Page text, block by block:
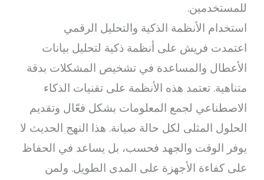
للمستخدمين.
استخدام الأنظمة الذكية والتحليل الرقمي
اعتمدت فريش على أنظمة ذكية لتحليل بيانات
الأعطال والمساعدة في تشخيص المشكلات بدقة
متناهية. تعتمد هذه الأنظمة على تقنيات الذكاء
الاصطناعي لجمع المعلومات بشكل فعّال وتقديم
الحلول المثلى لكل حالة صيانة. هذا النهج الحديث لا
يوفر الوقت والجهد فحسب، بل يساعد في الحفاظ
على كفاءة الأجهزة على المدى الطويل. ولمن